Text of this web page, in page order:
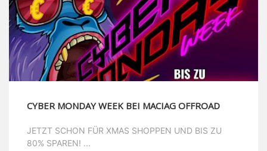
CYBER MONDAY WEEK BEI MACIAG OFFROAD
JETZT SCHON FÜR XMAS SHOPPEN UND BIS ZU
80% SPAREN! ...